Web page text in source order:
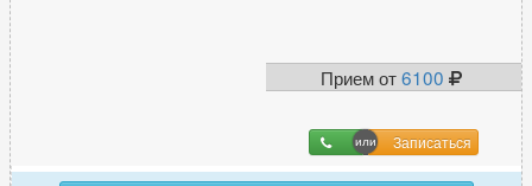
Прием от6100
Записаться